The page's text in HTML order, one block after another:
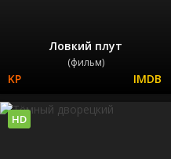
Ловкий плут
(фильм)
HD